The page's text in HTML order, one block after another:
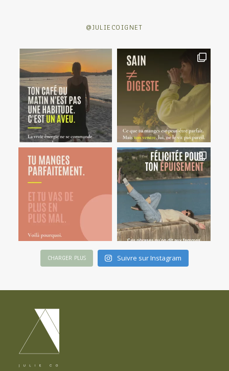
@JULIECOIGNET
CHARGER PLUS Suivre sur Instagram